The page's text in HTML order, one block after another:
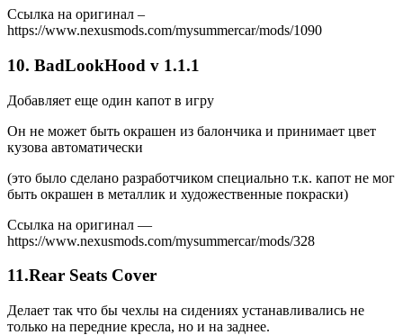
Ссылка на оригинал –
https://www.nexusmods.com/mysummercar/mods/1090
10. BadLookHood v 1.1.1
Добавляет еще один капот в игру
Он не может быть окрашен из балончика и принимает цвет
кузова автоматически
(это было сделано разработчиком специально т.к. капот не мог
быть окрашен в металлик и художественные покраски)
Ссылка на оригинал —
https://www.nexusmods.com/mysummercar/mods/328
11.Rear Seats Cover
Делает так что бы чехлы на сидениях устанавливались не
только на передние кресла, но и на заднее.